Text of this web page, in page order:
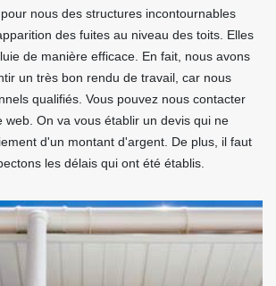
nous des structures incontournables
des fuites au niveau des toits. Elles
de manière efficace. En fait, nous avons
un très bon rendu de travail, car nous
qualifiés. Vous pouvez nous contacter
web. On va vous établir un devis qui ne
d'un montant d'argent. De plus, il faut
les délais qui ont été établis.